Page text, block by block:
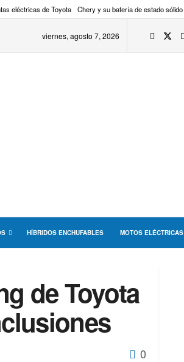
eléctricas de Toyota Chery y su batería de estado sólido
viernes, agosto 7, 2026
HÍBRIDOS ENCHUFABLES MOTOS ELÉCTRICAS
de Toyota
0